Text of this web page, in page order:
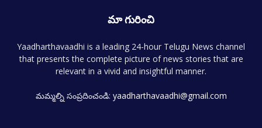
మా గురించి
Yaadharthavaadhi is a leading 24-hour Telugu News channel
that presents the complete picture of news stories that are
relevant in a vivid and insightful manner.
మమ్మల్ని సంప్రదించండి: yaadharthavaadhi@gmail.com